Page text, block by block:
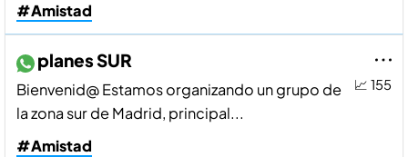
#Amistad
📈 155
planes SUR
Bienvenid@ Estamos organizando un grupo de
la zona sur de Madrid, principal...
#Amistad